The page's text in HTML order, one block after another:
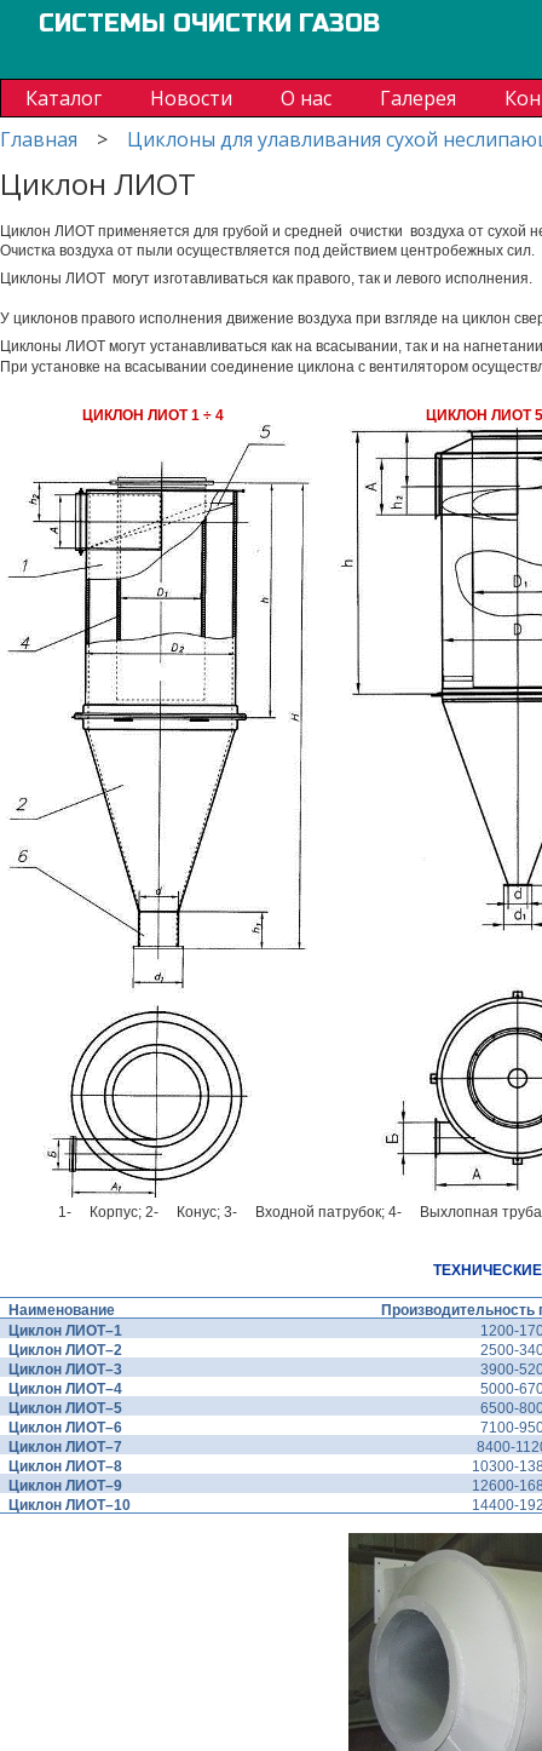
СИСТЕМЫ ОЧИСТКИ ГАЗОВ
Каталог Новости О нас Галерея
Главная
> Циклоны для улавливания сухой
Циклон ЛИОТ
Циклон ЛИОТ применяется для грубой и средней очистки воздуха от сухой
Очистка воздуха от пыли осуществляется под действием центробежных сил.
Циклоны ЛИОТ могут изготавливаться как правого, так и левого исполнения.
У циклонов правого исполнения движение воздуха при взгляде на циклон
Циклоны ЛИОТ могут устанавливаться как на всасывании, так и на
При установке на всасывании соединение циклона с вентилятором
ЦИКЛОН ЛИОТ 1 ÷ 4 ЦИКЛОН ЛИОТ 5
1- Корпус; 2- Конус; 3- Входной патрубок; 4- Выхлопная
Наименование
Производительность
Циклон ЛИОТ–1
1200-
Циклон ЛИОТ–2
2500-
Циклон ЛИОТ–3
3900-
Циклон ЛИОТ–4
5000-
Циклон ЛИОТ–5
6500-
Циклон ЛИОТ–6
7100-
Циклон ЛИОТ–7
8400-
Циклон ЛИОТ–8
10300-
Циклон ЛИОТ–9
12600-
Циклон ЛИОТ–10
14400-